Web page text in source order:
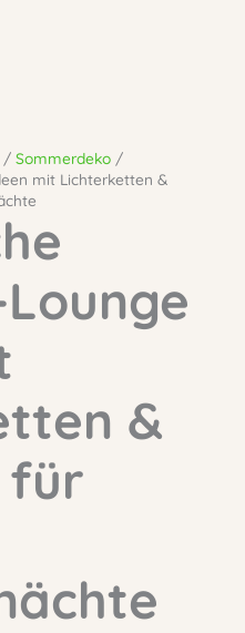
Sommerdeko
mit Lichterketten &
&
für